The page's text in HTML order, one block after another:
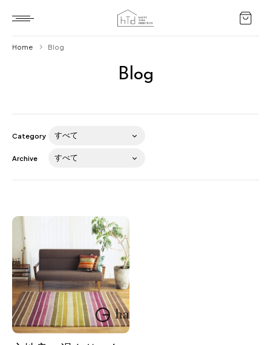
About us
for Business
Recruit
Contact
Blog
Home Blog
Category
Archive